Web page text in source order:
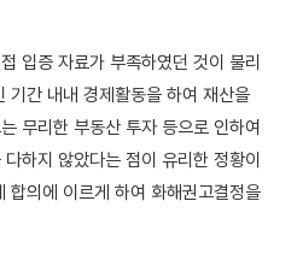
입증 자료가 부족하였던 것이 불리
기간 내내 경제활동을 하여 재산을
무리한 부동산 투자 등으로 인하여
하지 않았다는 점이 유리한 정황이
합의에 이르게 하여 화해권고결정을